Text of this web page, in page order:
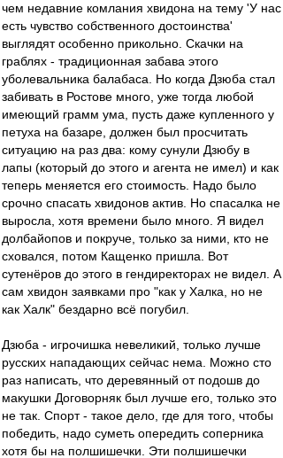
чем недавние комлания хвидона на тему 'У нас
есть чувство собственного достоинства'
выглядят особенно прикольно. Скачки на
граблях - традиционная забава этого
уболевальника балабаса. Но когда Дзюба стал
забивать в Ростове много, уже тогда любой
имеющий грамм ума, пусть даже купленного у
петуха на базаре, должен был просчитать
ситуацию на раз два: кому сунули Дзюбу в
лапы (который до этого и агента не имел) и как
теперь меняется его стоимость. Надо было
срочно спасать хвидонов актив. Но спасалка не
выросла, хотя времени было много. Я видел
долбайопов и покруче, только за ними, кто не
сховался, потом Кащенко пришла. Вот
сутенёров до этого в гендиректорах не видел. А
сам хвидон заявками про "как у Халка, но не
как Халк" бездарно всё погубил.
Дзюба - игрочишка невеликий, только лучше
русских нападающих сейчас нема. Можно сто
раз написать, что деревянный от подошв до
макушки Договорняк был лучше его, только это
не так. Спорт - такое дело, где для того, чтобы
победить, надо суметь опередить соперника
хотя бы на полшишечки. Эти полшишечки